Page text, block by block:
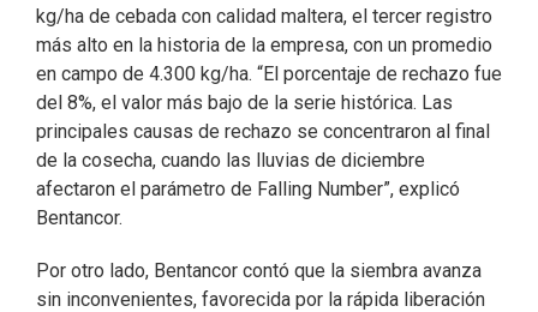
kg/ha de cebada con calidad maltera, el tercer registro
más alto en la historia de la empresa, con un promedio
en campo de 4.300 kg/ha. “El porcentaje de rechazo fue
del 8%, el valor más bajo de la serie histórica. Las
principales causas de rechazo se concentraron al final
de la cosecha, cuando las lluvias de diciembre
afectaron el parámetro de Falling Number”, explicó
Bentancor.
Por otro lado, Bentancor contó que la siembra avanza
sin inconvenientes, favorecida por la rápida liberación